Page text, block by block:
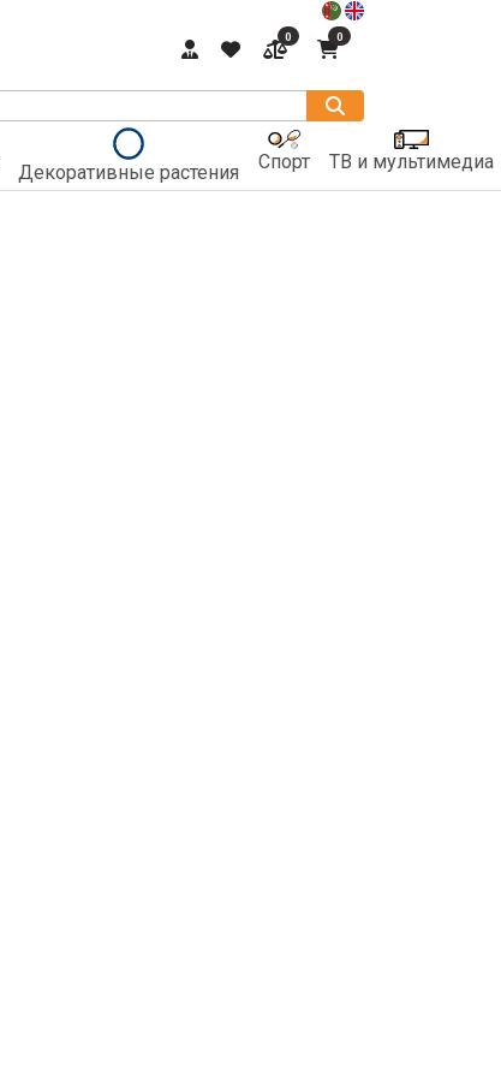
0 0
Декоративные растения Спорт ТВ и мультимедиа